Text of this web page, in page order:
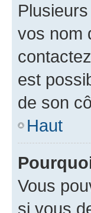
vos nom
est
de son
Haut
Vous
si vous